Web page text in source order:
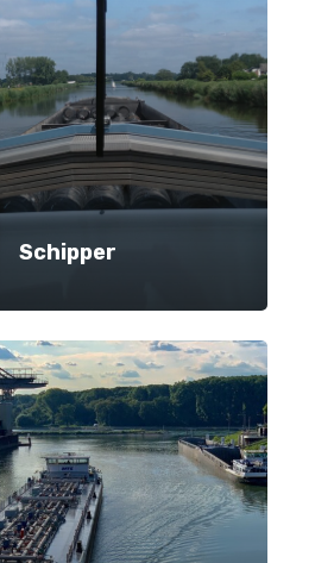
Schipper